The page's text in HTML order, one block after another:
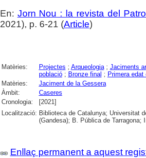
En: Jorn Nou : la revista del
2021), p. 6-21 (Article)
Matèries: Projectes ; Arqueologia; Jaciments
població; Bronze final ; Primera edat
Matèries:
Jaciment de la Gessera
Àmbit:
Caseres
Cronologia:
[2021]
Localització: Biblioteca de Catalunya; Universitat
(Gandesa); B. Pública de Tarragona;
Enllaç permanent a aquest